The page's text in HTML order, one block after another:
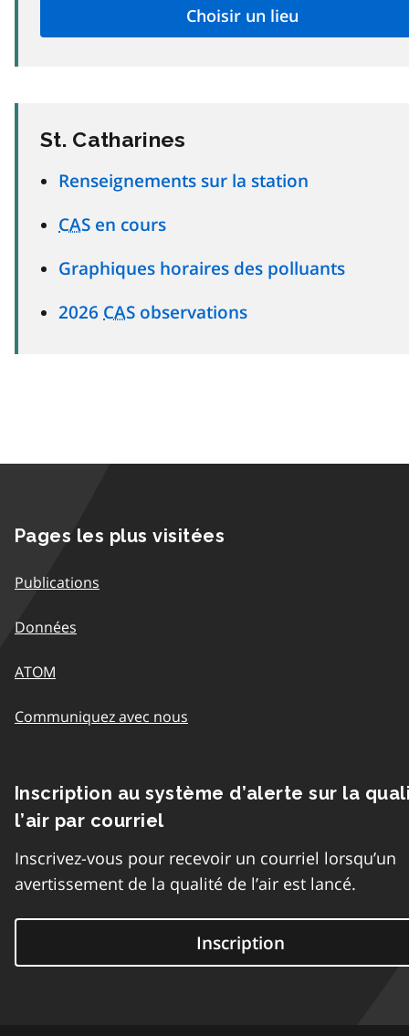
St. Catharines
Renseignements sur la station
CAS en cours
Graphiques horaires des polluants
2026 CAS observations
Pages les plus visitées
Publications
Données
ATOM
Communiquez avec nous
Inscription au système d’alerte sur la
l’air par courriel
Inscrivez-vous pour recevoir un courriel lorsqu’un
avertissement de la qualité de l’air est lancé.
Inscription